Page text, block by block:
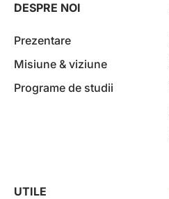
DESPRE NOI
Prezentare
Misiune & viziune
Programe de studii
UTILE